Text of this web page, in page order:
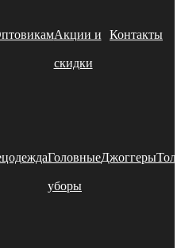
Акции и
скидки
Контакты
Головные
уборы
Джоггеры